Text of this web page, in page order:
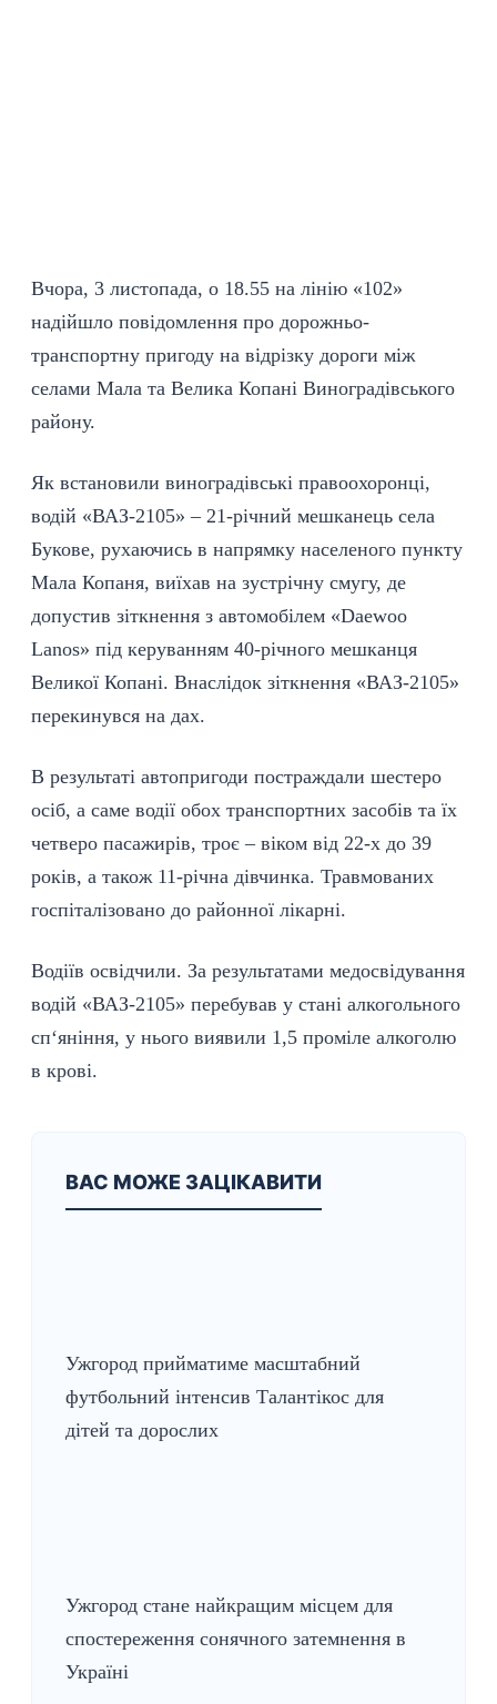
Вчора, 3 листопада, о 18.55 на лінію «102»
надійшло повідомлення про дорожньо-
транспортну пригоду на відрізку дороги між
селами Мала та Велика Копані Виноградівського
району.
Як встановили виноградівські правоохоронці,
водій «ВАЗ-2105» – 21-річний мешканець села
Букове, рухаючись в напрямку населеного пункту
Мала Копаня, виїхав на зустрічну смугу, де
допустив зіткнення з автомобілем «Daewoo
Lanos» під керуванням 40-річного мешканця
Великої Копані. Внаслідок зіткнення «ВАЗ-2105»
перекинувся на дах.
В результаті автопригоди постраждали шестеро
осіб, а саме водії обох транспортних засобів та їх
четверо пасажирів, троє – віком від 22-х до 39
років, а також 11-річна дівчинка. Травмованих
госпіталізовано до районної лікарні.
Водіїв освідчили. За результатами медосвідування
водій «ВАЗ-2105» перебував у стані алкогольного
сп‘яніння, у нього виявили 1,5 проміле алкоголю
в крові.
ВАС МОЖЕ ЗАЦІКАВИТИ
Ужгород прийматиме масштабний
футбольний інтенсив Талантікос для
дітей та дорослих
Ужгород стане найкращим місцем для
спостереження сонячного затемнення в
Україні